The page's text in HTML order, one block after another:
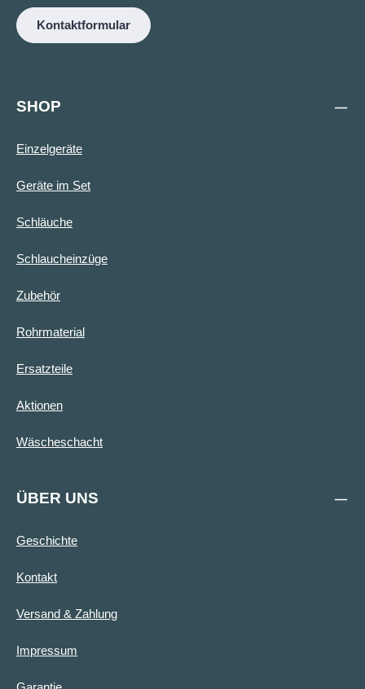
Kontaktformular
SHOP
Einzelgeräte
Geräte im Set
Schläuche
Schlaucheinzüge
Zubehör
Rohrmaterial
Ersatzteile
Aktionen
Wäscheschacht
ÜBER UNS
Geschichte
Kontakt
Versand & Zahlung
Impressum